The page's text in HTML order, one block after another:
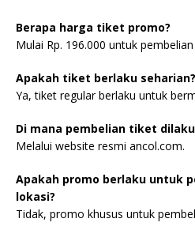
Berapa harga tiket promo?
Mulai Rp. 196.000 untuk
Apakah tiket berlaku seharian?
Ya, tiket regular berlaku untuk
Di mana pembelian tiket
Melalui website resmi ancol.com.
Apakah promo berlaku untuk
lokasi?
Tidak, promo khusus untuk